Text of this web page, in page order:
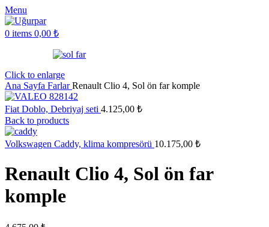
Menu
0 items 0,00 ₺
Click to enlarge
Ana Sayfa FarlarRenault Clio 4, Sol ön far komple
Fiat Doblo, Debriyaj seti 4.125,00 ₺
Back to products
Volkswagen Caddy, klima kompresörü 10.175,00 ₺
Renault Clio 4, Sol ön far
komple